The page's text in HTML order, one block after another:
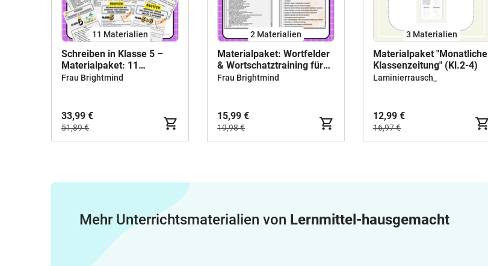
11 Materialien
Schreiben in Klasse 5 –
Materialpaket: 11
Dokumente mit Aufgaben,
Frau Brightmind
33,99 €
51,89 €
2 Materialien
Materialpaket: Wortfelder
& Wortschatztraining für
Aufsätze Sammlung,
Lösungen Klasse 5 &
Klasse 6
Frau Brightmind
15,99 €
19,98 €
3 Materialien
Materialpaket "Monatliche
Klassenzeitung" (Kl.2-4)
Laminierrausch_
12,99 €
16,97 €
Mehr Unterrichtsmaterialien von Lernmittel-hausgemacht